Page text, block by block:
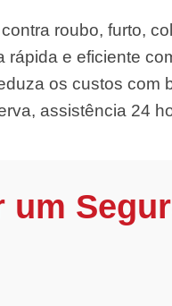
roubo, furto,
rápida e eficiente
os custos com
assistência 24
um